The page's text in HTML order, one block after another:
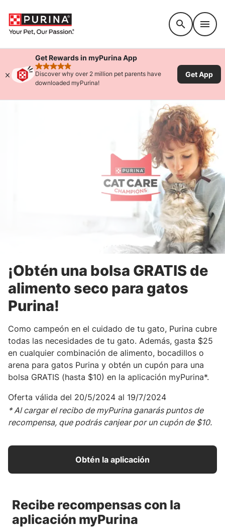
Get Rewards in myPurina App
rated 4.9 stars
Discover why over 2 million pet parents have
downloaded myPurina!
Get App
¡Obtén una bolsa GRATIS de
alimento seco para gatos
Purina!
Como campeón en el cuidado de tu gato, Purina cubre
todas las necesidades de tu gato. Además, gasta $25
en cualquier combinación de alimento, bocadillos o
arena para gatos Purina y obtén un cupón para una
bolsa GRATIS (hasta $10) en la aplicación myPurina*.
Oferta válida del 20/5/2024 al 19/7/2024
* Al cargar el recibo de myPurina ganarás puntos de
recompensa, que podrás canjear por un cupón de $10.
Obtén la aplicación
Recibe recompensas con la
aplicación myPurina